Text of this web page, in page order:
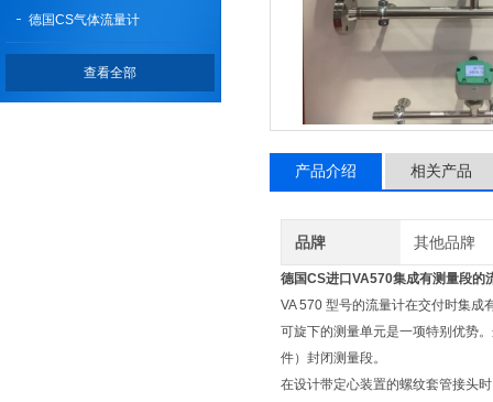
德国CS气体流量计
查看全部
产品介绍 相关产品
品牌 其他品牌
德国CS进口VA570集成有测量段的
VA 570 型号的流量计在交付时集成
可旋下的测量单元是一项特别优势
件）封闭测量段。
在设计带定心装置的螺纹套管接头